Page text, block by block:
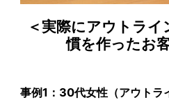
＜実際にアウトラ
慣を作ったお
事例1：30代女性（アウトラ